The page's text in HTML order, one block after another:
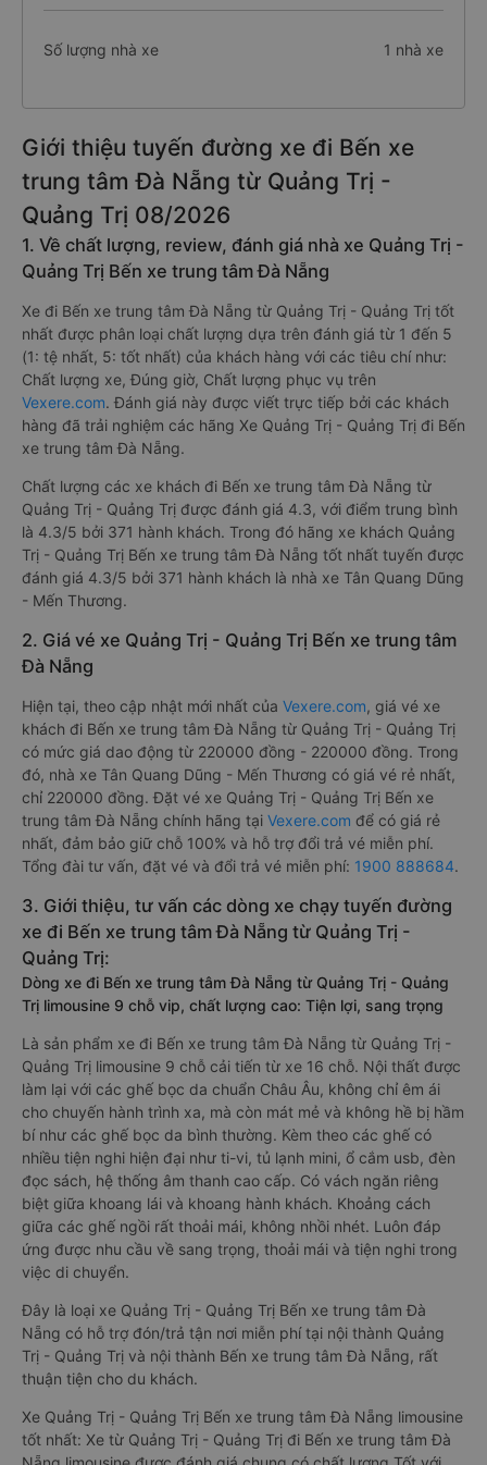
Số lượng nhà xe 1 nhà xe
Giới thiệu tuyến đường xe đi Bến xe
trung tâm Đà Nẵng từ Quảng Trị -
Quảng Trị 08/2026
1. Về chất lượng, review, đánh giá nhà xe Quảng Trị -
Quảng Trị Bến xe trung tâm Đà Nẵng
Xe đi Bến xe trung tâm Đà Nẵng từ Quảng Trị - Quảng Trị tốt
nhất được phân loại chất lượng dựa trên đánh giá từ 1 đến 5
(1: tệ nhất, 5: tốt nhất) của khách hàng với các tiêu chí như:
Chất lượng xe, Đúng giờ, Chất lượng phục vụ trên
Vexere.com. Đánh giá này được viết trực tiếp bởi các khách
hàng đã trải nghiệm các hãng Xe Quảng Trị - Quảng Trị đi Bến
xe trung tâm Đà Nẵng.
Chất lượng các xe khách đi Bến xe trung tâm Đà Nẵng từ
Quảng Trị - Quảng Trị được đánh giá 4.3, với điểm trung bình
là 4.3/5 bởi 371 hành khách. Trong đó hãng xe khách Quảng
Trị - Quảng Trị Bến xe trung tâm Đà Nẵng tốt nhất tuyến được
đánh giá 4.3/5 bởi 371 hành khách là nhà xe Tân Quang Dũng
- Mến Thương.
2. Giá vé xe Quảng Trị - Quảng Trị Bến xe trung tâm
Đà Nẵng
Hiện tại, theo cập nhật mới nhất của Vexere.com, giá vé xe
khách đi Bến xe trung tâm Đà Nẵng từ Quảng Trị - Quảng Trị
có mức giá dao động từ 220000 đồng - 220000 đồng. Trong
đó, nhà xe Tân Quang Dũng - Mến Thương có giá vé rẻ nhất,
chỉ 220000 đồng. Đặt vé xe Quảng Trị - Quảng Trị Bến xe
trung tâm Đà Nẵng chính hãng tại Vexere.com để có giá rẻ
nhất, đảm bảo giữ chỗ 100% và hỗ trợ đổi trả vé miễn phí.
Tổng đài tư vấn, đặt vé và đổi trả vé miễn phí: 1900 888684.
3. Giới thiệu, tư vấn các dòng xe chạy tuyến đường
xe đi Bến xe trung tâm Đà Nẵng từ Quảng Trị -
Quảng Trị:
Dòng xe đi Bến xe trung tâm Đà Nẵng từ Quảng Trị - Quảng
Trị limousine 9 chỗ vip, chất lượng cao: Tiện lợi, sang trọng
Là sản phẩm xe đi Bến xe trung tâm Đà Nẵng từ Quảng Trị -
Quảng Trị limousine 9 chỗ cải tiến từ xe 16 chỗ. Nội thất được
làm lại với các ghế bọc da chuẩn Châu Âu, không chỉ êm ái
cho chuyến hành trình xa, mà còn mát mẻ và không hề bị hầm
bí như các ghế bọc da bình thường. Kèm theo các ghế có
nhiều tiện nghi hiện đại như ti-vi, tủ lạnh mini, ổ cắm usb, đèn
đọc sách, hệ thống âm thanh cao cấp. Có vách ngăn riêng
biệt giữa khoang lái và khoang hành khách. Khoảng cách
giữa các ghế ngồi rất thoải mái, không nhồi nhét. Luôn đáp
ứng được nhu cầu về sang trọng, thoải mái và tiện nghi trong
việc di chuyển.
Đây là loại xe Quảng Trị - Quảng Trị Bến xe trung tâm Đà
Nẵng có hỗ trợ đón/trả tận nơi miễn phí tại nội thành Quảng
Trị - Quảng Trị và nội thành Bến xe trung tâm Đà Nẵng, rất
thuận tiện cho du khách.
Xe Quảng Trị - Quảng Trị Bến xe trung tâm Đà Nẵng limousine
tốt nhất: Xe từ Quảng Trị - Quảng Trị đi Bến xe trung tâm Đà